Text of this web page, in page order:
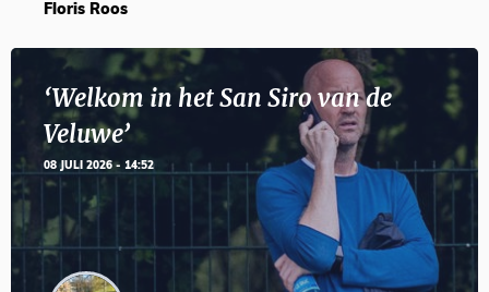
Floris Roos
‘Welkom in het San Siro van de
Veluwe’
08 JULI 2026 - 14:52